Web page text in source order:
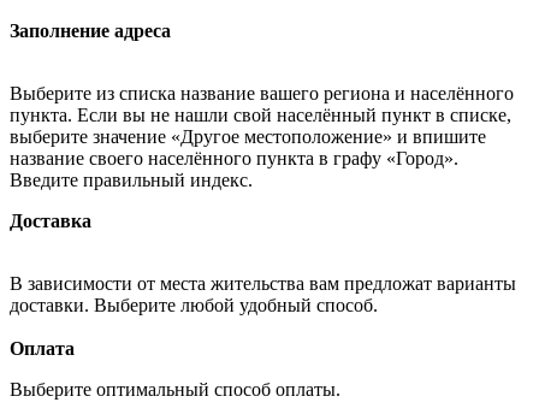
Заполнение адреса
Выберите из списка название вашего региона и населённого
пункта. Если вы не нашли свой населённый пункт в списке,
выберите значение «Другое местоположение» и впишите
название своего населённого пункта в графу «Город».
Введите правильный индекс.
Доставка
В зависимости от места жительства вам предложат варианты
доставки. Выберите любой удобный способ.
Оплата
Выберите оптимальный способ оплаты.